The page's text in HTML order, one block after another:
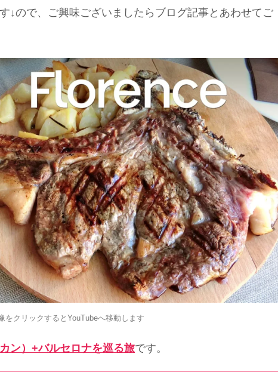
↓ので、ご興味ございましたらブログ記事とあわせてご
をクリックするとYouTubeへ移動します
ン）+バルセロナを巡る旅です。